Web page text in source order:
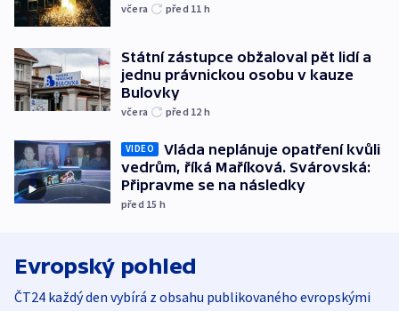
včera před 11 h
Státní zástupce obžaloval pět lidí a
jednu právnickou osobu v kauze
Bulovky
včera před 12 h
VIDEO
Vláda neplánuje opatření kvůli
vedrům, říká Maříková. Svárovská:
Připravme se na následky
před 15 h
Evropský pohled
ČT24 každý den vybírá z obsahu publikovaného evropskými